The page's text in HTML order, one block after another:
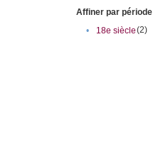
Affiner par période
•
18e siècle(2)